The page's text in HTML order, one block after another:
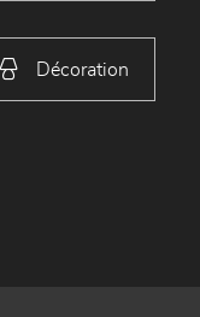
Décoration